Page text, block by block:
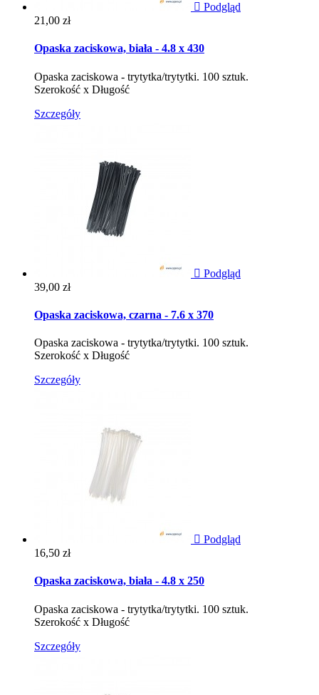
 Podgląd
Cena
21,00 zł
Opaska zaciskowa, biała - 4.8 x 430
Opaska zaciskowa - trytytka/trytytki. 100 sztuk.
Szerokość x Długość
Szczegóły
 Podgląd
Cena
39,00 zł
Opaska zaciskowa, czarna - 7.6 x 370
Opaska zaciskowa - trytytka/trytytki. 100 sztuk.
Szerokość x Długość
Szczegóły
 Podgląd
Cena
16,50 zł
Opaska zaciskowa, biała - 4.8 x 250
Opaska zaciskowa - trytytka/trytytki. 100 sztuk.
Szerokość x Długość
Szczegóły